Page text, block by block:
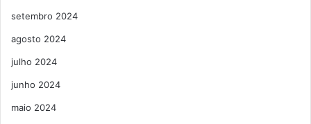
setembro 2024
agosto 2024
julho 2024
junho 2024
maio 2024